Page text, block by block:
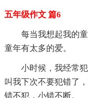
五年级作文 篇6
每当我想起我的
童年有太多的爱。
小时候，我经常
叫我下次不要犯错了
错不犯，小错不断。